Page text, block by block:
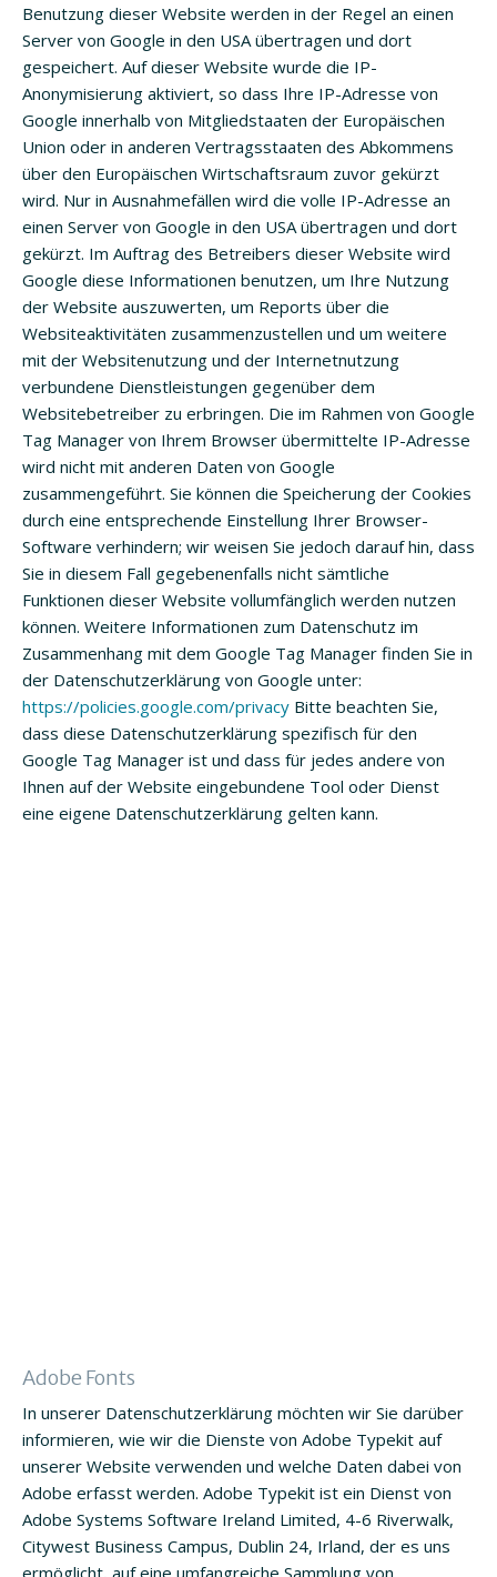
Benutzung dieser Website werden in der Regel an einen
Server von Google in den USA übertragen und dort
gespeichert. Auf dieser Website wurde die IP-
Anonymisierung aktiviert, so dass Ihre IP-Adresse von
Google innerhalb von Mitgliedstaaten der Europäischen
Union oder in anderen Vertragsstaaten des Abkommens
über den Europäischen Wirtschaftsraum zuvor gekürzt
wird. Nur in Ausnahmefällen wird die volle IP-Adresse an
einen Server von Google in den USA übertragen und dort
gekürzt. Im Auftrag des Betreibers dieser Website wird
Google diese Informationen benutzen, um Ihre Nutzung
der Website auszuwerten, um Reports über die
Websiteaktivitäten zusammenzustellen und um weitere
mit der Websitenutzung und der Internetnutzung
verbundene Dienstleistungen gegenüber dem
Websitebetreiber zu erbringen. Die im Rahmen von Google
Tag Manager von Ihrem Browser übermittelte IP-Adresse
wird nicht mit anderen Daten von Google
zusammengeführt. Sie können die Speicherung der Cookies
durch eine entsprechende Einstellung Ihrer Browser-
Software verhindern; wir weisen Sie jedoch darauf hin, dass
Sie in diesem Fall gegebenenfalls nicht sämtliche
Funktionen dieser Website vollumfänglich werden nutzen
können. Weitere Informationen zum Datenschutz im
Zusammenhang mit dem Google Tag Manager finden Sie in
der Datenschutzerklärung von Google unter:
https://policies.google.com/privacy Bitte beachten Sie,
dass diese Datenschutzerklärung spezifisch für den
Google Tag Manager ist und dass für jedes andere von
Ihnen auf der Website eingebundene Tool oder Dienst
eine eigene Datenschutzerklärung gelten kann.
Adobe Fonts
In unserer Datenschutzerklärung möchten wir Sie darüber
informieren, wie wir die Dienste von Adobe Typekit auf
unserer Website verwenden und welche Daten dabei von
Adobe erfasst werden. Adobe Typekit ist ein Dienst von
Adobe Systems Software Ireland Limited, 4-6 Riverwalk,
Citywest Business Campus, Dublin 24, Irland, der es uns